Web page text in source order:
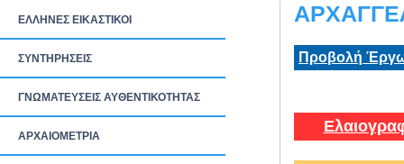
ΕΛΛΗΝΕΣ ΕΙΚΑΣΤΙΚΟΙ
ΣΥΝΤΗΡΗΣΕΙΣ
ΓΝΩΜΑΤΕΥΣΕΙΣ ΑΥΘΕΝΤΙΚΟΤΗΤΑΣ
ΑΡΧΑΙΟΜΕΤΡΙΑ
Προβολή